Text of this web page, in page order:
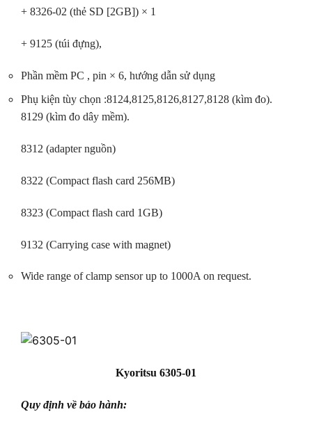
+ 8326-02 (thẻ SD [2GB]) × 1
+ 9125 (túi đựng),
Phần mềm PC , pin × 6, hướng dẫn sử dụng
Phụ kiện tùy chọn :8124,8125,8126,8127,8128 (kìm đo).
8129 (kìm đo dây mềm).
8312 (adapter nguồn)
8322 (Compact flash card 256MB)
8323 (Compact flash card 1GB)
9132 (Carrying case with magnet)
Wide range of clamp sensor up to 1000A on request.
Kyoritsu 6305-01
Quy định về bảo hành: